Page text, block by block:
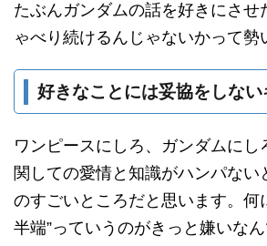
たぶんガンダムの話を好きにさせ
ゃべり続けるんじゃないかって勢
好きなことには妥協をしない
ワンピースにしろ、ガンダムにし
関しての愛情と知識がハンパない
のすごいところだと思います。何
半端”っていうのがきっと嫌いな